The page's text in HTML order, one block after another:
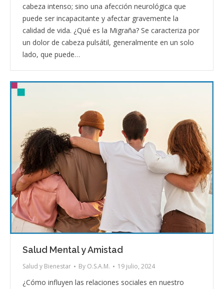
cabeza intenso; sino una afección neurológica que
puede ser incapacitante y afectar gravemente la
calidad de vida. ¿Qué es la Migraña? Se caracteriza por
un dolor de cabeza pulsátil, generalmente en un solo
lado, que puede…
Salud Mental y Amistad
Salud y Bienestar By O.S.A.M. 19 julio, 2024
¿Cómo influyen las relaciones sociales en nuestro